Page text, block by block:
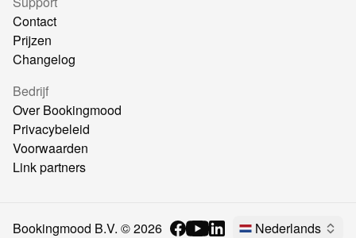
Contact
Prijzen
Changelog
Bedrijf
Over Bookingmood
Privacybeleid
Voorwaarden
Link partners
Bookingmood B.V. ©2026 Nederlands